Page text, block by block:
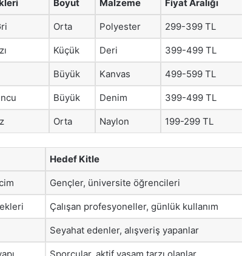
Boyut Malzeme Fiyat Aralığı
Orta Polyester 299-399 TL
Küçük Deri 399-499 TL
Büyük Kanvas 499-599 TL
Büyük Denim 399-499 TL
Orta Naylon 199-299 TL
Hedef Kitle
Gençler, üniversite öğrencileri
Çalışan profesyoneller, günlük kullanım
Seyahat edenler, alışveriş yapanlar
Sporcular, aktif yaşam tarzı olanlar